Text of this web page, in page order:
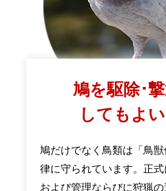
鳩を駆除･
してもよ
鳩だけでなく鳥類は「鳥
律に守られています。正
および管理ならびに狩猟